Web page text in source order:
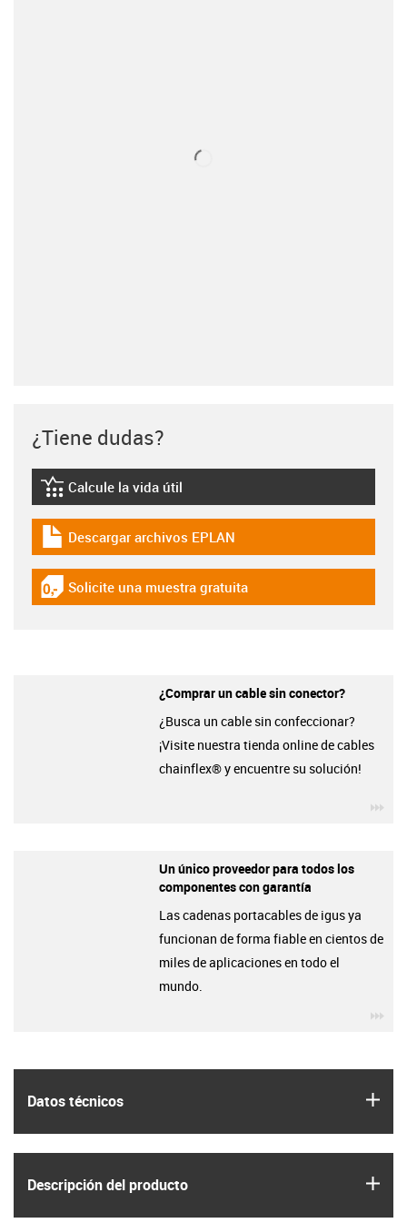
Datos técnicos
Descripción del producto
¿Tiene dudas?
igus-icon-lebensdauerrechner
Calcule la vida útil
igus-icon-download-plan
Descargar archivos EPLAN
igus-icon-gratismuster
Solicite una muestra gratuita
¿Comprar un cable sin conector?
¿Busca un cable sin confeccionar?
¡Visite nuestra tienda online de cables
chainflex® y encuentre su solución!
Un único proveedor para todos los
componentes con garantía
Las cadenas portacables de igus ya
funcionan de forma fiable en cientos de
miles de aplicaciones en todo el
mundo.